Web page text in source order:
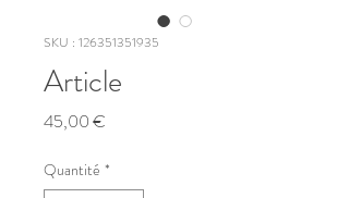
SKU : 126351351935
Article
45,00 €
Quantité *